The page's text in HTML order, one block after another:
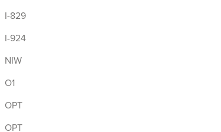
I-829
I-924
NIW
O1
OPT
OPT